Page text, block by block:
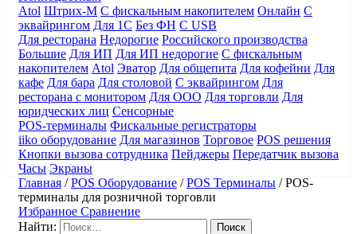
Atol Штрих-М С фискальным накопителем Онлайн С
эквайрингом Для 1С Без ФН С USB
Для ресторана Недорогие Российского производства
Большие Для ИП Для ИП недорогие С фискальным
накопителем Atol Эватор Для общепита Для кофейни Для
кафе Для бара Для столовой С эквайрингом Для
ресторана с монитором Для ООО Для торговли Для
юридческих лиц Сенсорные
POS-терминалы Фискальные регистраторы
iiko оборудование Для магазинов Торговое POS решения
Кнопки вызова сотрудника Пейджеры Передатчик вызова
Часы Экраны
Главная /POS Оборудование /POS Терминалы /POS-
терминалы для розничной торговли
Избранное Сравнение
Найти: